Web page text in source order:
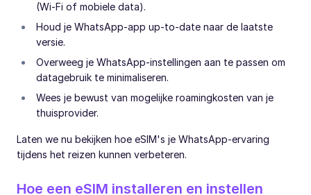
(Wi-Fi of mobiele data).
Houd je WhatsApp-app up-to-date naar de laatste
versie.
Overweeg je WhatsApp-instellingen aan te passen om
datagebruik te minimaliseren.
Wees je bewust van mogelijke roamingkosten van je
thuisprovider.
Laten we nu bekijken hoe eSIM's je WhatsApp-ervaring
tijdens het reizen kunnen verbeteren.
Hoe een eSIM installeren en instellen